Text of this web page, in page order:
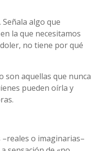
Señala algo que
la que necesitamos
no tiene por qué
son aquellas que nunca
pueden oírla y
o imaginarias–